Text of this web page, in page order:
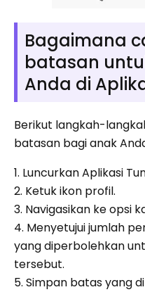
Bagaimana
batasan
Anda di
Berikut langkah-
batasan bagi anak
1. Luncurkan Aplikasi
2. Ketuk ikon profil.
3. Navigasikan ke opsi
4. Menyetujui jumlah
yang diperbolehkan
tersebut.
5. Simpan batas yang